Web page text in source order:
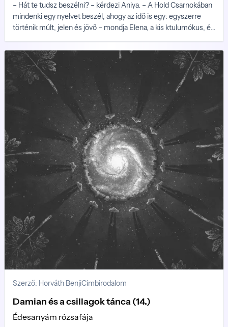
– Hát te tudsz beszélni? – kérdezi Aniya. – A Hold Csarnokában
mindenki egy nyelvet beszél, ahogy az idő is egy: egyszerre
történik múlt, jelen és jövő – mondja Elena, a kis ktulumókus, és
beleborzong, és inkább letesz róla. Követi Elenát.
Szerző: Horváth BenjiCimbirodalom
Damian és a csillagok tánca (14.)
Édesanyám rózsafája